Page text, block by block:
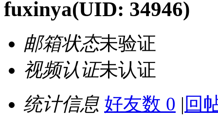
fuxinya(UID: 34946)
邮箱状态未验证
视频认证未认证
统计信息 好友数 0 | 回